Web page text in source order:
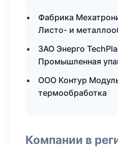
Фабрика
Листо- и
ЗАО Энерго
Промышленная
ООО Контур
термообработка
Компании в